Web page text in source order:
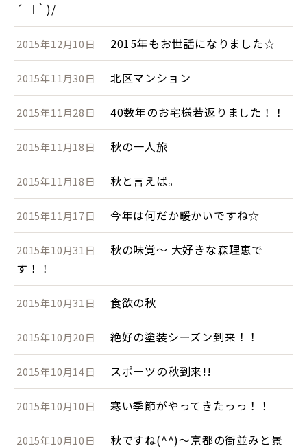
´□｀)/
2015年12月10日 2015年もお世話になりました☆
2015年11月30日 北区マンション
2015年11月28日 40数年のお宅様若返りました！！
2015年11月18日 秋の一人旅
2015年11月18日 秋と言えば。
2015年11月17日 今年は何だか暖かいですね☆
2015年10月31日
秋の味覚～ 大好きな森理恵で
す！！
2015年10月31日 食欲の秋
2015年10月20日 絶好の塗装シーズン到来！！
2015年10月14日 スポーツの秋到来!!
2015年10月10日 寒い季節がやってきたっっ！！
2015年10月10日 秋ですね(^^)～京都の街並みと景